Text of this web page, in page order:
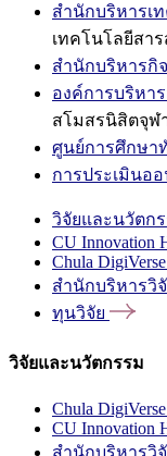
สำนักบริหารเ
เทคโนโลยีสา
สำนักบริหารกิ
องค์การบริหา
สโมสรนิสิตจุฬ
ศูนย์การศึกษา
การประเมินอ
วิจัยและนวัตก
CU Innovation
Chula DigiVerse
สำนักบริหารวิ
ทุนวิจัย
วิจัยและนวัตกรรม
Chula DigiVerse
CU Innovation